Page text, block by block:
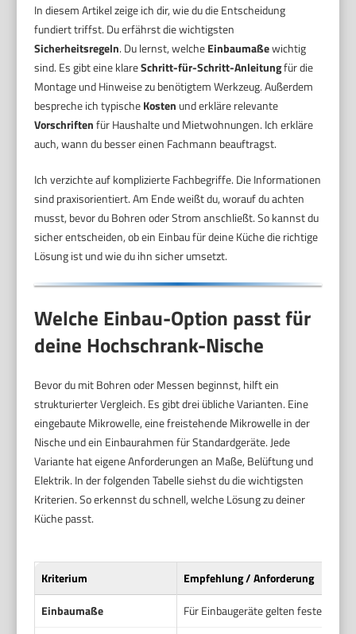
In diesem Artikel zeige ich dir, wie du die Entscheidung
fundiert triffst. Du erfährst die wichtigsten
Sicherheitsregeln. Du lernst, welcheEinbaumaßewichtig
sind. Es gibt eine klareSchritt-für-Schritt-Anleitungfür die
Montage und Hinweise zu benötigtem Werkzeug. Außerdem
bespreche ich typischeKosten und erkläre relevante
Vorschriftenfür Haushalte und Mietwohnungen. Ich erkläre
auch, wann du besser einen Fachmann beauftragst.
Ich verzichte auf komplizierte Fachbegriffe. Die Informationen
sind praxisorientiert. Am Ende weißt du, worauf du achten
musst, bevor du Bohren oder Strom anschließt. So kannst du
sicher entscheiden, ob ein Einbau für deine Küche die richtige
Lösung ist und wie du ihn sicher umsetzt.
Welche Einbau-Option passt für
deine Hochschrank-Nische
Bevor du mit Bohren oder Messen beginnst, hilft ein
strukturierter Vergleich. Es gibt drei übliche Varianten. Eine
eingebaute Mikrowelle, eine freistehende Mikrowelle in der
Nische und ein Einbaurahmen für Standardgeräte. Jede
Variante hat eigene Anforderungen an Maße, Belüftung und
Elektrik. In der folgenden Tabelle siehst du die wichtigsten
Kriterien. So erkennst du schnell, welche Lösung zu deiner
Küche passt.
Kriterium
Empfehlung / Anforderung
Einbaumaße
Für Einbaugeräte gelten feste